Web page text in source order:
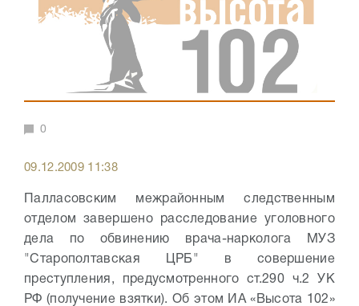
0
09.12.2009 11:38
Палласовским межрайонным следственным
отделом завершено расследование уголовного
дела по обвинению врача-нарколога МУЗ
"Старополтавская ЦРБ" в совершение
преступления, предусмотренного ст.290 ч.2 УК
РФ (получение взятки). Об этом ИА «Высота 102»